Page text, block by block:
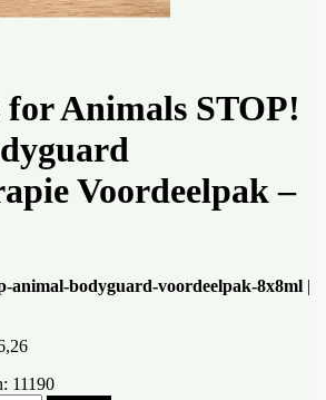
for Animals STOP!
Voordeelpak –
animal-bodyguard-voordeelpak-8x8ml |
11190